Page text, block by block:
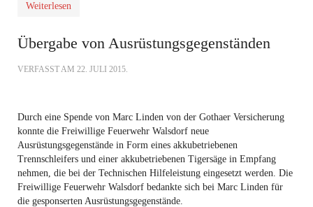
Weiterlesen
Übergabe von Ausrüstungsgegenständen
VERFASST AM 22. JULI 2015.
Durch eine Spende von Marc Linden von der Gothaer Versicherung
konnte die Freiwillige Feuerwehr Walsdorf neue
Ausrüstungsgegenstände in Form eines akkubetriebenen
Trennschleifers und einer akkubetriebenen Tigersäge in Empfang
nehmen, die bei der Technischen Hilfeleistung eingesetzt werden. Die
Freiwillige Feuerwehr Walsdorf bedankte sich bei Marc Linden für
die gesponserten Ausrüstungsgegenstände.